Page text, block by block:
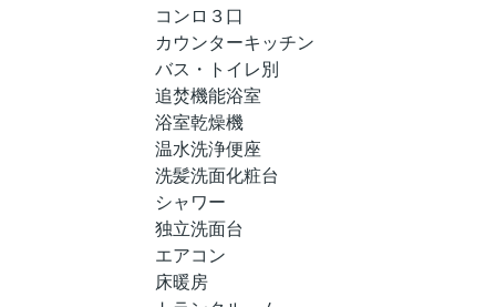
コンロ３口
カウンターキッチン
バス・トイレ別
追焚機能浴室
浴室乾燥機
温水洗浄便座
洗髪洗面化粧台
シャワー
独立洗面台
エアコン
床暖房